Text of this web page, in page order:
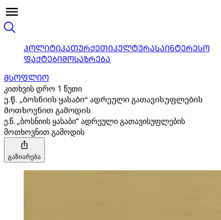
ᲞᲝᲚᲘᲢᲘᲙᲐᲗᲣᲠᲥᲔᲗᲘᲙᲣᲚᲢᲣᲠᲐᲡᲐᲘᲜᲢᲔᲠᲔᲡᲝ
ᲤᲐᲥᲢᲔᲑᲘᲛᲝᲡᲐᲖᲠᲔᲑᲐ
ᲛᲡᲝᲤᲚᲘᲝ
კითხვის დრო 1 წუთი
ე.წ. „ბოსნიის ყასაბი“ ადრეული გათავისუფლების
მოთხოვნით გამოდის
ე.წ. „ბოსნიის ყასაბი“ ადრეული გათავისუფლების
მოთხოვნით გამოდის
გაზიარება